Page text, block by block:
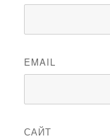
EMAIL
САЙТ